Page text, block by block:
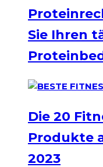
Sie Ihren
Die 20
Produkte
2023